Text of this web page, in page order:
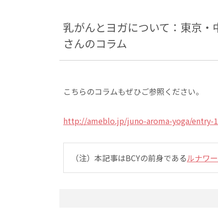
乳がんとヨガについて：東京
さんのコラム
こちらのコラムもぜひご参照ください。
http://ameblo.jp/juno-aroma-yoga/entry-
（注）本記事はBCYの前身であるルナワ